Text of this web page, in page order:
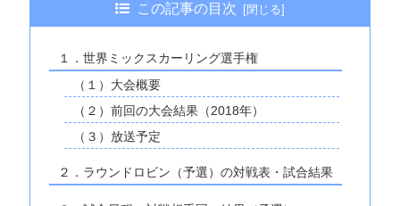
この記事の目次
１．世界ミックスカーリング選手権
（１）大会概要
（２）前回の大会結果（2018年）
（３）放送予定
２．ラウンドロビン（予選）の対戦表・試合結果